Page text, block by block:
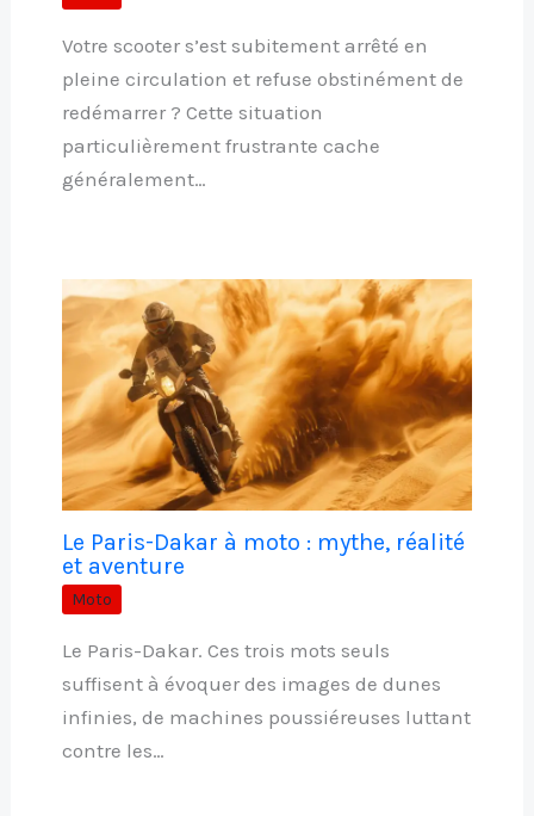
Votre scooter s’est subitement arrêté en
pleine circulation et refuse obstinément de
redémarrer ? Cette situation
particulièrement frustrante cache
généralement…
Le Paris-Dakar à moto : mythe, réalité
et aventure
Moto
Le Paris-Dakar. Ces trois mots seuls
suffisent à évoquer des images de dunes
infinies, de machines poussiéreuses luttant
contre les…